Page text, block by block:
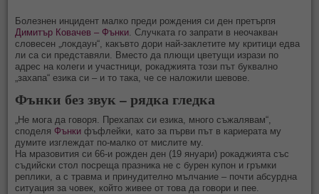
Болезнен инцидент малко преди рождения си ден претърпя
Димитър Ковачев – Фънки . Случката го запрати в неочакван
словесен „локдаун“, какъвто дори най-заклетите му критици едва
ли са си представяли. Вместо да плющи цветущи изрази по
адрес на колеги и участници, рокаджията този път буквално
„захапа“ езика си – и то така, че се наложили шевове.
Фънки без звук – рядка гледка
„Не мога да говоря. Прехапах си езика, много съжалявам“,
споделя Фънки фъфлейки, като за първи път в кариерата му
думите изглеждат по-малко от мислите му.
На мразовития си 66-и рожден ден (19 януари) рокаджията със
съдийски стол посреща празника не с бурен купон и гръмки
реплики, а с травма и принудително мълчание – почти абсурдна
ситуация за човек, който живее от това да говори и пее.